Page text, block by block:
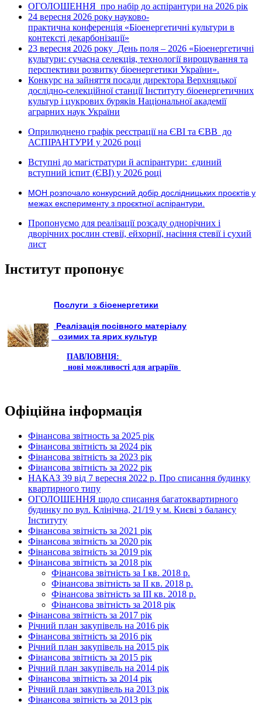
ОГОЛОШЕННЯ про набір до аспірантури на 2026 рік
24 вересня 2026 року науково-
практична конференція «Біоенергетичні культури в
контексті декарбонізації»
23 вересня 2026 року День поля – 2026 «Біоенергетичні
культури: сучасна селекція, технології вирощування та
перспективи розвитку біоенергетики України».
Конкурс на зайняття посади директора Верхняцької
дослідно-селекційної станції Інституту біоенергетичних
культур і цукрових буряків Національної академії
аграрних наук України
Оприлюднено графік реєстрації на ЄВІ та ЄВВ до
АСПІРАНТУРИ у 2026 році
Вступні до магістратури й аспірантури: єдиний
вступний іспит (ЄВІ) у 2026 році
МОН розпочало конкурсний добір дослідницьких проєктів у
межах експерименту з проєктної аспірантури.
Пропонуємо для реалізації розсаду однорічних і
дворічних рослин стевії, ейхорнії, насіння стевії і сухий
лист
Інститут пропонує
Послуги з біоенергетики
Реалізація посівного матеріалу
озимих та ярих культур
ПАВЛОВНІЯ:
нові можливості для аграріїв
Офіційна інформація
Фінансова звітность за 2025 рік
Фінансова звітність за 2024 рік
Фінансова звітність за 2023 рік
Фінансова звітність за 2022 рік
НАКАЗ 39 від 7 вересня 2022 р. Про списання будинку
квартирного типу
ОГОЛОШЕННЯ щодо списання багатоквартирного
будинку по вул. Клінічна, 21/19 у м. Києві з балансу
Інституту
Фінансова звітність за 2021 рік
Фінансова звітність за 2020 рік
Фінансова звітність за 2019 рік
Фінансова звітність за 2018 рік
Фінансова звітність за І кв. 2018 р.
Фінансова звітність за ІІ кв. 2018 р.
Фінансова звітність за ІІІ кв. 2018 р.
Фінансова звітність за 2018 рік
Фінансова звітність за 2017 рік
Річний план закупівель на 2016 рік
Фінансова звітність за 2016 рік
Річний план закупівель на 2015 рік
Фінансова звітність за 2015 рік
Річний план закупівель на 2014 рік
Фінансова звітність за 2014 рік
Річний план закупівель на 2013 рік
Фінансова звітність за 2013 рік